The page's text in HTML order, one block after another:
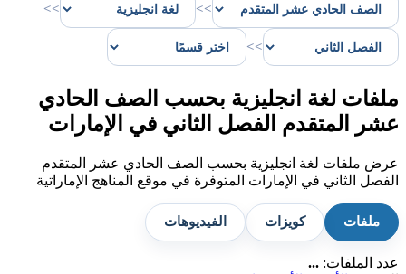
>>
>>
>>
ملفات لغة انجليزية بحسب الصف الحادي
عشر المتقدم الفصل الثاني في الإمارات
عرض ملفات لغة انجليزية بحسب الصف الحادي عشر المتقدم
الفصل الثاني في الإمارات المتوفرة في موقع المناهج الإماراتية
ملفات كويزات الفيديوهات
عدد الملفات: ...